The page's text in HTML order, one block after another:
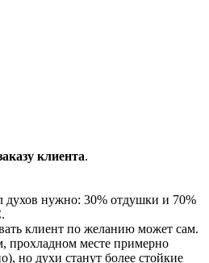
клиента.
духов нужно: 30% отдушки и 70%
клиент по желанию может сам.
прохладном месте примерно
но духи станут более стойкие